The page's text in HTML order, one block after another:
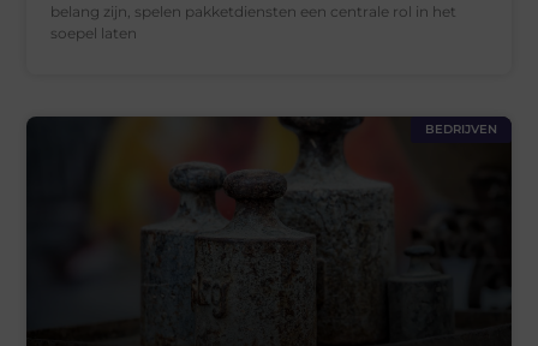
belang zijn, spelen pakketdiensten een centrale rol in het
soepel laten
BEDRIJVEN